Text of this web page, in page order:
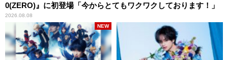
0(ZERO)』に初登場「今からとてもワクワクしております！」
2026.08.08
NEW